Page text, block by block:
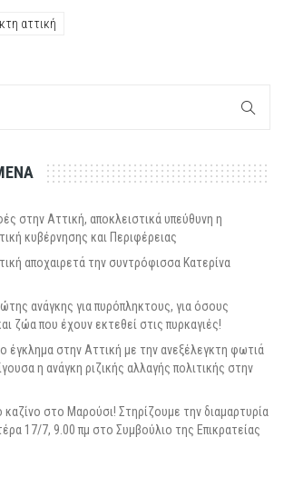
αττική
στην Αττική, αποκλειστικά υπεύθυνη η
κυβέρνησης και Περιφέρειας
αποχαιρετά την συντρόφισσα Κατερίνα
ανάγκης για πυρόπληκτους, για όσους
ζώα που έχουν εκτεθεί στις πυρκαγιές!
έγκλημα στην Αττική με την ανεξέλεγκτη φωτιά
η ανάγκη ριζικής αλλαγής πολιτικής στην
καζίνο στο Μαρούσι! Στηρίζουμε την διαμαρτυρία
17/7, 9.00 πμ στο Συμβούλιο της Επικρατείας